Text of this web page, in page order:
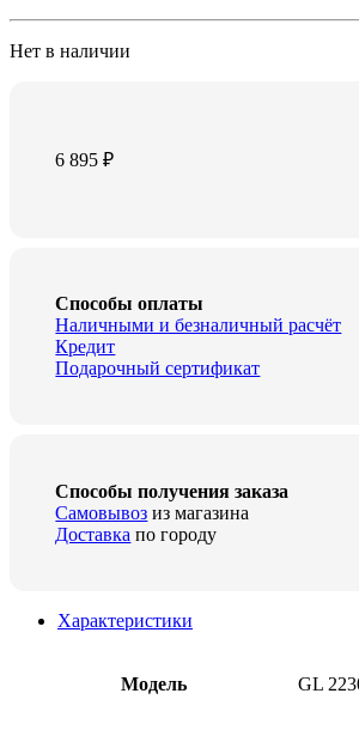
Нет в наличии
6 895₽
Способы оплаты
Наличными и безналичный расчёт
Кредит
Подарочный сертификат
Способы получения заказа
Самовывоз из магазина
Доставка по городу
Характеристики
Модель GL